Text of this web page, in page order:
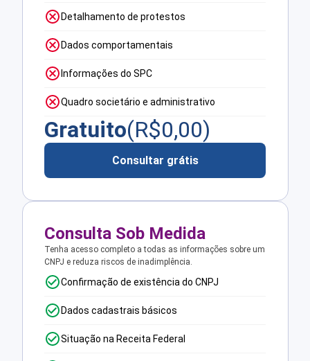
Detalhamento de protestos
Dados comportamentais
Informações do SPC
Quadro societário e administrativo
Gratuito(R$0,00)
Consultar grátis
Consulta Sob Medida
Tenha acesso completo a todas as informações sobre um
CNPJ e reduza riscos de inadimplência.
Confirmação de existência do CNPJ
Dados cadastrais básicos
Situação na Receita Federal